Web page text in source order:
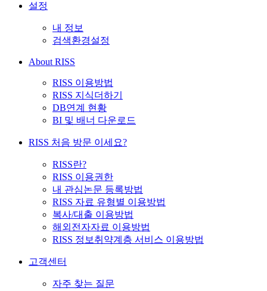
설정
내 정보
검색환경설정
About RISS
RISS 이용방법
RISS 지식더하기
DB연계 현황
BI 및 배너 다운로드
RISS 처음 방문 이세요?
RISS란?
RISS 이용권한
내 관심논문 등록방법
RISS 자료 유형별 이용방법
복사/대출 이용방법
해외전자자료 이용방법
RISS 정보취약계층 서비스 이용방법
고객센터
자주 찾는 질문